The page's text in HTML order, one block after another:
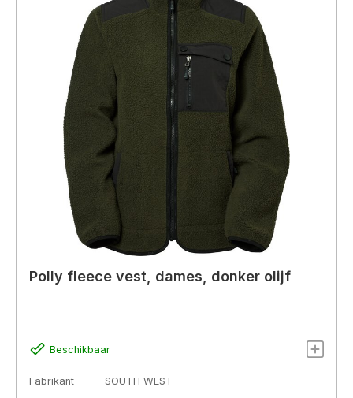
Polly fleece vest, dames, donker olijf
Beschikbaar
Fabrikant
SOUTH WEST